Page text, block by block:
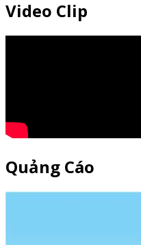
Video Clip
Quảng Cáo